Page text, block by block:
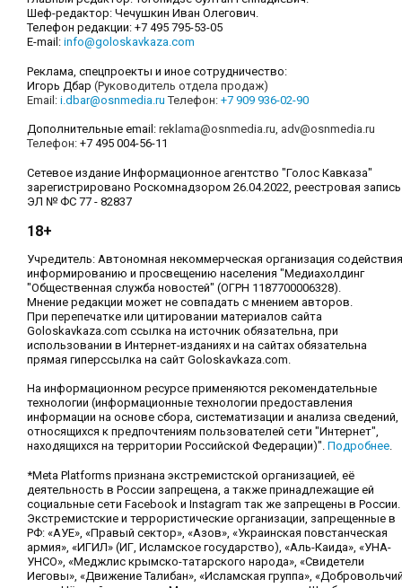
Шеф-редактор: Чечушкин Иван Олегович.
Телефон редакции: +7 495 795-53-05
E-mail: info@goloskavkaza.com
Реклама, спецпроекты и иное сотрудничество:
Игорь Дбар (Руководитель отдела продаж)
Email: i.dbar@osnmedia.ru Телефон: +7 909 936-02-90
Дополнительные email: reklama@osnmedia.ru, adv@osnmedia.ru
Телефон: +7 495 004-56-11
Сетевое издание Информационное агентство "Голос Кавказа"
зарегистрировано Роскомнадзором 26.04.2022, реестровая запись
ЭЛ № ФС 77 - 82837
18+
Учредитель: Автономная некоммерческая организация содействия
информированию и просвещению населения "Медиахолдинг
"Общественная служба новостей" (ОГРН 1187700006328).
Мнение редакции может не совпадать с мнением авторов.
При перепечатке или цитировании материалов сайта
Goloskavkaza.com ссылка на источник обязательна, при
использовании в Интернет-изданиях и на сайтах обязательна
прямая гиперссылка на сайт Goloskavkaza.com.
На информационном ресурсе применяются рекомендательные
технологии (информационные технологии предоставления
информации на основе сбора, систематизации и анализа сведений,
относящихся к предпочтениям пользователей сети "Интернет",
находящихся на территории Российской Федерации)". Подробнее.
*Meta Platforms признана экстремистской организацией, её
деятельность в России запрещена, а также принадлежащие ей
социальные сети Facebook и Instagram так же запрещены в России.
Экстремистские и террористические организации, запрещенные в
РФ: «АУЕ», «Правый сектор», «Азов», «Украинская повстанческая
армия», «ИГИЛ» (ИГ, Исламское государство), «Аль-Каида», «УНА-
УНСО», «Меджлис крымско-татарского народа», «Свидетели
Иеговы», «Движение Талибан», «Исламская группа»,